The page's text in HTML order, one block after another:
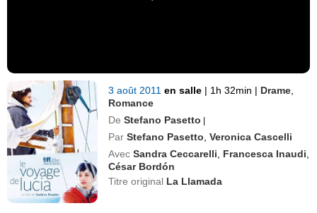
3 août 2011en salle | 1h 32min | Drame
Romance
De Stefano Pasetto |
Par Stefano Pasetto ,Veronica Cascelli
Avec Sandra Ceccarelli Francesca Inaudi
César Bordón
Titre original La Llamada